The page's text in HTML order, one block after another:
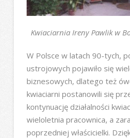
Kwiaciarnia Ireny Pawlik w
W Polsce w latach 90-tych,
ustrojowych pojawiło się
biznesowych, dlatego też
kwiaciarni postanowili się
kontynuację działalności
wieloletnia pracownica, a
poprzedniej właścicielki.